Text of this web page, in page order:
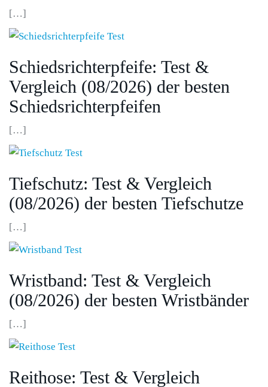
[…]
Schiedsrichterpfeife: Test &
Vergleich (08/2026) der besten
Schiedsrichterpfeifen
[…]
Tiefschutz: Test & Vergleich
(08/2026) der besten Tiefschutze
[…]
Wristband: Test & Vergleich
(08/2026) der besten Wristbänder
[…]
Reithose: Test & Vergleich